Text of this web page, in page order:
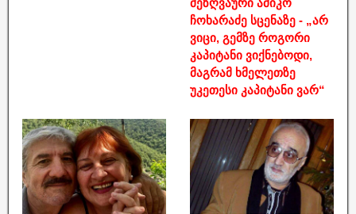
მეზღვაური ამიკო
ჩოხარაძე სცენაზე - „არ
ვიცი, გემზე როგორი
კაპიტანი ვიქნებოდი,
მაგრამ ხმელეთზე
უკეთესი კაპიტანი ვარ“